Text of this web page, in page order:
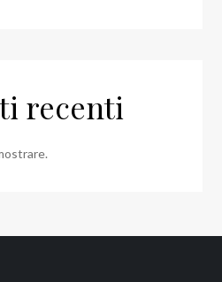
recenti